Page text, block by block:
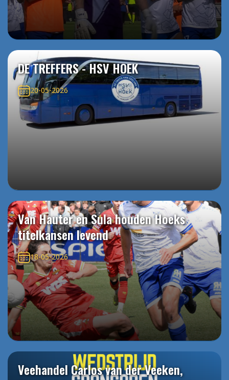
DE TREFFERS - HSV HOEK
20-05-2026
Van Hauter en Sula houden Hoeks
titelkansen levend
18-05-2026
Veehandel Carlos van der Veeken,